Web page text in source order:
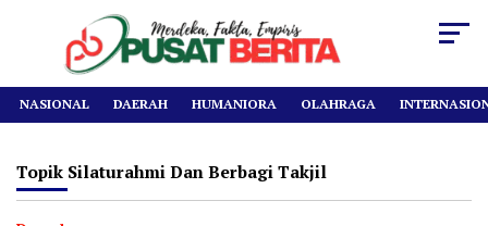
NASIONAL DAERAH HUMANIORA OLAHRAGA
Topik Silaturahmi Dan Berbagi Takjil